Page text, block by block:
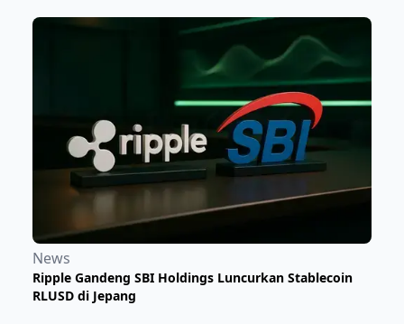
News
Ripple Gandeng SBI Holdings Luncurkan Stablecoin
RLUSD di Jepang